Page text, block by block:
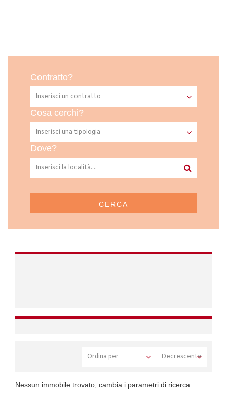
Contratto?
Cosa cerchi?
Dove?
CERCA
Nessun immobile trovato, cambia i parametri di ricerca